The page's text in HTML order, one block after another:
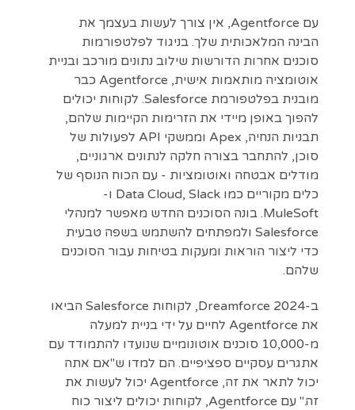
עם Agentforce, אין צורך לעשות בעצמך את
הבינה המלאכותית שלך. בניגוד לפלטפורמות
סוכנים אחרות הדורשות שילוב נתונים מורכב ובניית
אוטומציה מותאמות אישית, Agentforce כבר
מובנית בפלטפורמת Salesforce. לקוחות יכולים
להפוך באופן מיידי את הזרימות הקיימות שלהם,
תבניות הנחיה, Apex וממשקי API לפעולות של
סוכן, להתחבר בצורה חלקה לנתונים ארגוניים,
מודלים אבטחה ואוטומציות‌ - ‌עם הכוח הנוסף של
כלים מקוריים כמו Data Cloud, Slack ו-
MuleSoft. בונה הסוכנים החדש מאפשר למנהלי
Salesforce ולמפתחים להשתמש בשפה טבעית
כדי ליצור הוראות ומעקות בטיחות עבור הסוכנים
שלהם.
ב-Dreamforce 2024, לקוחות Salesforce הביאו
את Agentforce לחיים על ידי בניית למעלה
מ-10,000 סוכנים אוטונומיים שנועדו להתמודד עם
אתגרים עסקיים ספציפיים. הם למדו ש"אם אתה
יכול לתאר את זה, Agentforce יכול לעשות את
זה." עם Agentforce, לקוחות יכולים ליצור כוח